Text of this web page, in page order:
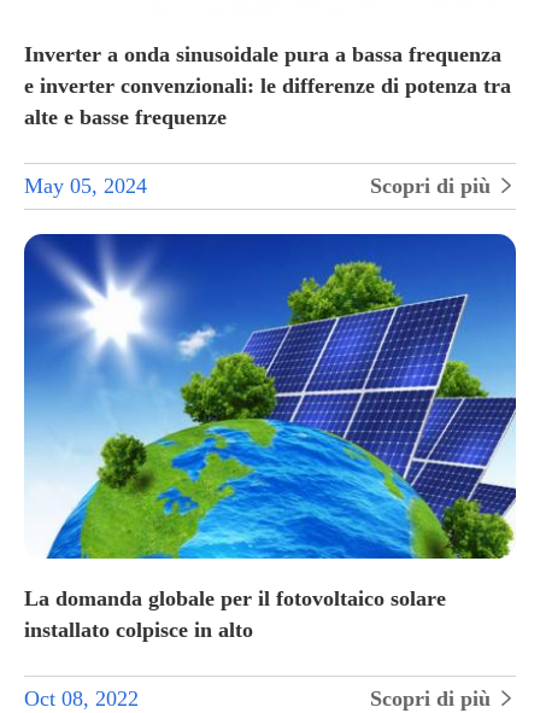
Inverter a onda sinusoidale pura a bassa frequenza
e inverter convenzionali: le differenze di potenza tra
alte e basse frequenze
May 05, 2024 Scopri di più 
La domanda globale per il fotovoltaico solare
installato colpisce in alto
Oct 08, 2022 Scopri di più 